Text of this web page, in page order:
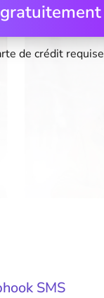
gratuitement
de crédit requise
SMS